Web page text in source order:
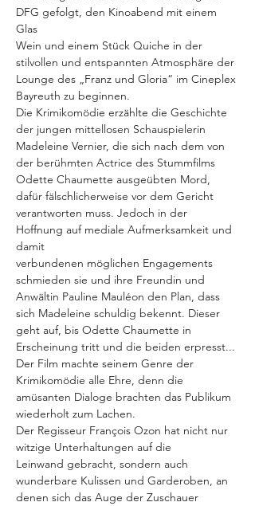
DFG gefolgt, den Kinoabend mit einem
Glas
Wein und einem Stück Quiche in der
stilvollen und entspannten Atmosphäre der
Lounge des „Franz und Gloria“ im Cineplex
Bayreuth zu beginnen.
Die Krimikomödie erzählte die Geschichte
der jungen mittellosen Schauspielerin
Madeleine Vernier, die sich nach dem von
der berühmten Actrice des Stummfilms
Odette Chaumette ausgeübten Mord,
dafür fälschlicherweise vor dem Gericht
verantworten muss. Jedoch in der
Hoffnung auf mediale Aufmerksamkeit und
damit
verbundenen möglichen Engagements
schmieden sie und ihre Freundin und
Anwältin Pauline Mauléon den Plan, dass
sich Madeleine schuldig bekennt. Dieser
geht auf, bis Odette Chaumette in
Erscheinung tritt und die beiden erpresst...
Der Film machte seinem Genre der
Krimikomödie alle Ehre, denn die
amüsanten Dialoge brachten das Publikum
wiederholt zum Lachen.
Der Regisseur François Ozon hat nicht nur
witzige Unterhaltungen auf die
Leinwand gebracht, sondern auch
wunderbare Kulissen und Garderoben, an
denen sich das Auge der Zuschauer